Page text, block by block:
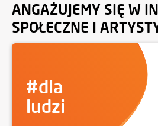
ANGAŻUJEMY SIĘ W
SPOŁECZNE I
#dla
ludzi